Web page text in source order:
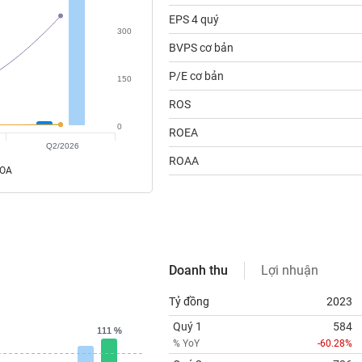
0
150
300
Q2/2026
EPS 4 quý
BVPS cơ bản
P/E cơ bản
ROS
ROEA
ROAA
111 %
111 %
Doanh thu Lợi nhuận
Tỷ đồng 2023
Quý 1
% YoY
584
-60.28%